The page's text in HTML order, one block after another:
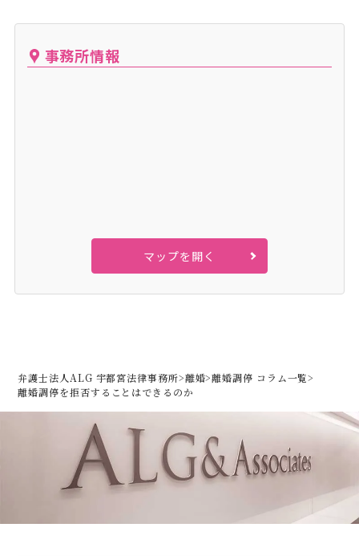
事務所情報
マップを開く
弁護士法人ALG 宇都宮法律事務所>離婚>離婚調停 コラム一覧>
離婚調停を拒否することはできるのか